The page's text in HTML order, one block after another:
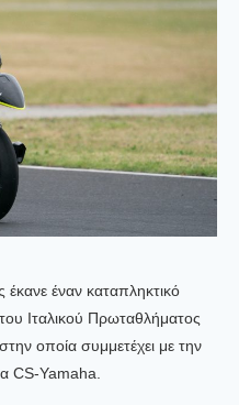
έναν καταπληκτικό
Ιταλικού Πρωταθλήματος
οποία συμμετέχει με την
CS-Yamaha.